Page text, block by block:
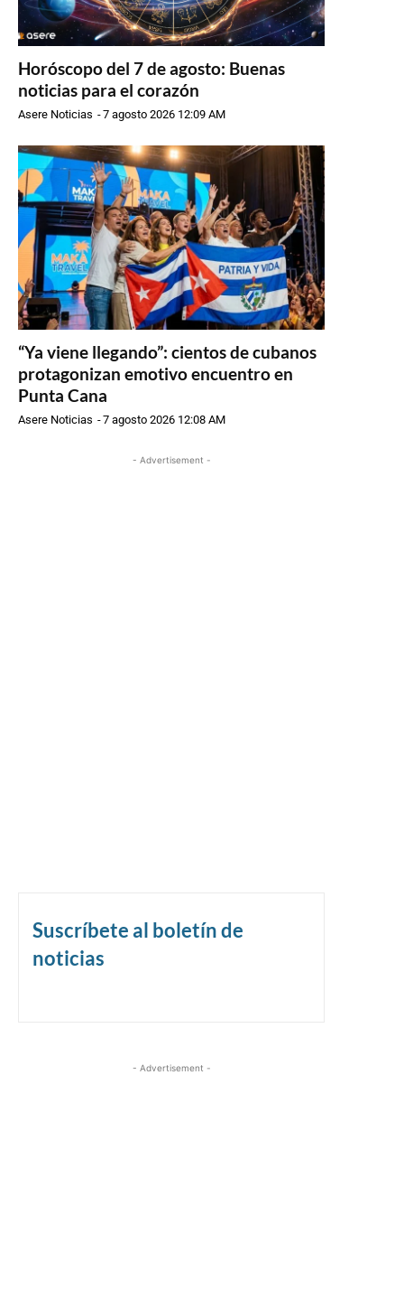
Horóscopo del 7 de agosto: Buenas
noticias para el corazón
Asere Noticias -7 agosto 2026 12:09 AM
“Ya viene llegando”: cientos de cubanos
protagonizan emotivo encuentro en
Punta Cana
Asere Noticias -7 agosto 2026 12:08 AM
- Advertisement -
Suscríbete al boletín de
noticias
- Advertisement -